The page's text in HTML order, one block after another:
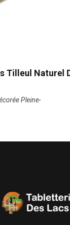
Tilleul Naturel
Pleine-